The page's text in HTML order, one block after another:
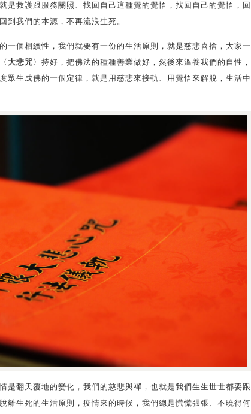
是救護跟服務關照、找回自己這種覺的覺悟，找回自己的覺悟，回
到我們的本源，不再流浪生死。
一個相續性，我們就要有一份的生活原則，就是慈悲喜捨，大家一
大悲咒 〉持好，把佛法的種種善業做好，然後來溫養我們的自性，
眾生成佛的一個定律，就是用慈悲來接軌、用覺悟來解脫，生活中
是翻天覆地的變化，我們的慈悲與禪，也就是我們生生世世都要跟
離生死的生活原則，疫情來的時候，我們總是慌慌張張、不曉得何